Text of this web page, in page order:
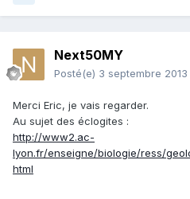
Next50MY
Posté(e) 3 septembre 2013
Merci Eric, je vais regarder.
Au sujet des éclogites :
http://www2.ac-
lyon.fr/enseigne/biologie/ress/
html